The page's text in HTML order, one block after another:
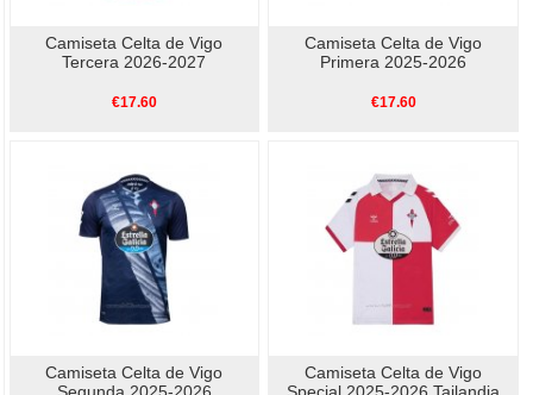
Camiseta Celta de Vigo
Tercera 2026-2027
€17.60
Camiseta Celta de Vigo
Primera 2025-2026
€17.60
Camiseta Celta de Vigo
Camiseta Celta de Vigo